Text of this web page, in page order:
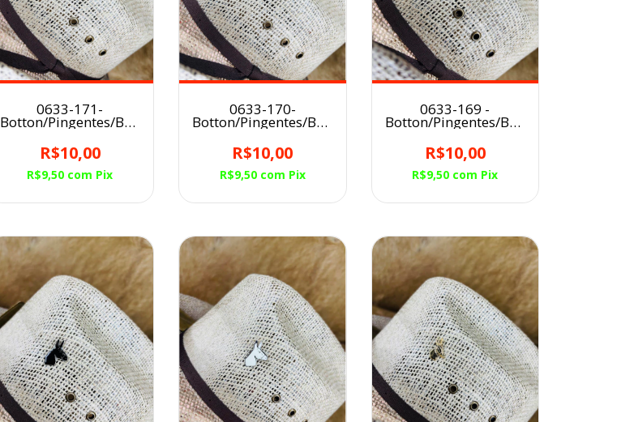
0633-171-
Botton/Pingentes/Broche
para Chapéu CAVALO
CRIOLO
R$10,00
R$9,50 com Pix
0633-170-
Botton/Pingentes/Broche
para Chapéu CAVALO
CRIOLO
R$10,00
R$9,50 com Pix
0633-169 -
Botton/Pingentes/Broche
para Chapéu CAVALO
CRIOLO
R$10,00
R$9,50 com Pix